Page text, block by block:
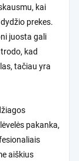
kai
prekes.
juosta gali
kad
tačiau yra
pakanka,
aiškius